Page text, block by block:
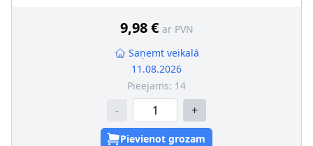
9,98 € ar PVN
Saņemt veikalā
11.08.2026
Pieejams: 14
- +
Pievienot grozam